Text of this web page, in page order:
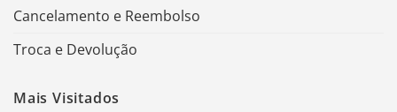
Cancelamento e Reembolso
Troca e Devolução
Mais Visitados